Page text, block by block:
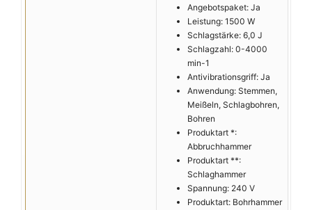
Angebotspaket: Ja
Leistung: 1500 W
Schlagstärke: 6,0 J
Schlagzahl: 0-4000
min-1
Antivibrationsgriff: Ja
Anwendung: Stemmen,
Meißeln, Schlagbohren,
Bohren
Produktart *:
Abbruchhammer
Produktart **:
Schlaghammer
Spannung: 240 V
Produktart: Bohrhammer